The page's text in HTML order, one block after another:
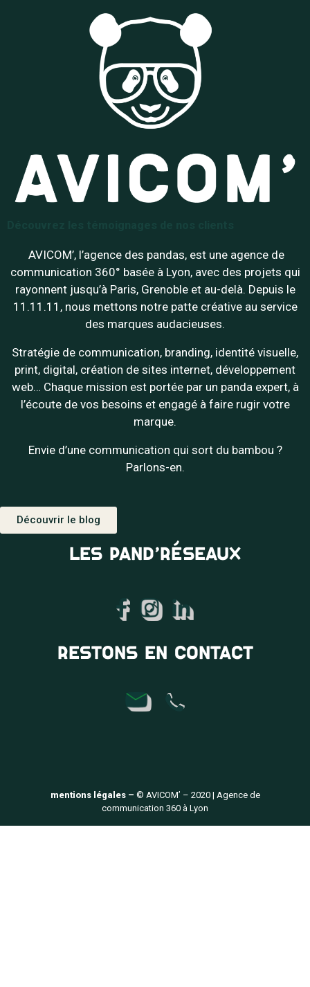
AVICOM’, l’agence des pandas, est une agence de
communication 360° basée à Lyon, avec des projets qui
rayonnent jusqu’à Paris, Grenoble et au-delà. Depuis le
11.11.11, nous mettons notre patte créative au service
des marques audacieuses.
Stratégie de communication, branding, identité visuelle,
print, digital, création de sites internet, développement
web… Chaque mission est portée par un panda expert, à
l’écoute de vos besoins et engagé à faire rugir votre
marque.
Envie d’une communication qui sort du bambou ?
Parlons-en.
Découvrir le blog
LES PAND’RÉSEAUX
RESTONS EN CONTACT
mentions légales – © AVICOM’ – 2020 | Agence de
communication 360 à Lyon